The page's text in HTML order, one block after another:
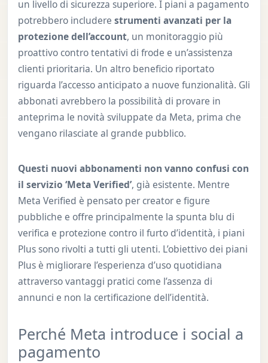
un livello di sicurezza superiore. I piani a pagamento
potrebbero includere strumenti avanzati per la
protezione dell’account, un monitoraggio più
proattivo contro tentativi di frode e un’assistenza
clienti prioritaria. Un altro beneficio riportato
riguarda l’accesso anticipato a nuove funzionalità. Gli
abbonati avrebbero la possibilità di provare in
anteprima le novità sviluppate da Meta, prima che
vengano rilasciate al grande pubblico.
Questi nuovi abbonamenti non vanno confusi con
il servizio ‘Meta Verified’, già esistente. Mentre
Meta Verified è pensato per creator e figure
pubbliche e offre principalmente la spunta blu di
verifica e protezione contro il furto d’identità, i piani
Plus sono rivolti a tutti gli utenti. L’obiettivo dei piani
Plus è migliorare l’esperienza d’uso quotidiana
attraverso vantaggi pratici come l’assenza di
annunci e non la certificazione dell’identità.
Perché Meta introduce i social a
pagamento